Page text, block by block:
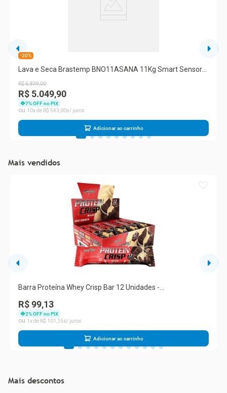
-20%
Lava e Seca Brastemp BNO11ASANA 11Kg Smart Sensor
Titanium
R$6.839,00
R$ 5.049,90
7% OFF no PIX
10
R$ 543 00
Adicionar ao carrinho
Mais vendidos
Barra Proteína Whey Crisp Bar 12 Unidades -
R$ 99,13
2% OFF no PIX
1
R$ 101 15
Adicionar ao carrinho
Mais descontos